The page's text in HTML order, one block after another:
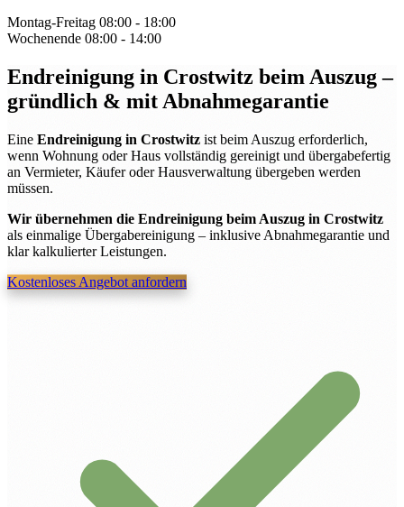
Montag-Freitag 08:00 - 18:00
Wochenende 08:00 - 14:00
Endreinigung in Crostwitz beim Auszug–
gründlich & mit Abnahmegarantie
Eine Endreinigung in Crostwitz ist beim Auszug erforderlich,
wenn Wohnung oder Haus vollständig gereinigt und übergabefertig
an Vermieter, Käufer oder Hausverwaltung übergeben werden
müssen.
Wir übernehmen die Endreinigung beim Auszug in Crostwitz
als einmalige Übergabereinigung – inklusive Abnahmegarantie und
klar kalkulierter Leistungen.
Kostenloses Angebot anfordern